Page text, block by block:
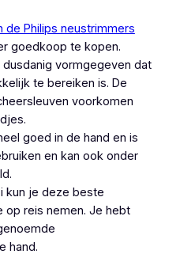
de Philips neustrimmers
goedkoop te kopen.
vormgegeven dat
te bereiken is. De
voorkomen
goed in de hand en is
en kan ook onder
kun je deze beste
op reis nemen. Je hebt
hand.